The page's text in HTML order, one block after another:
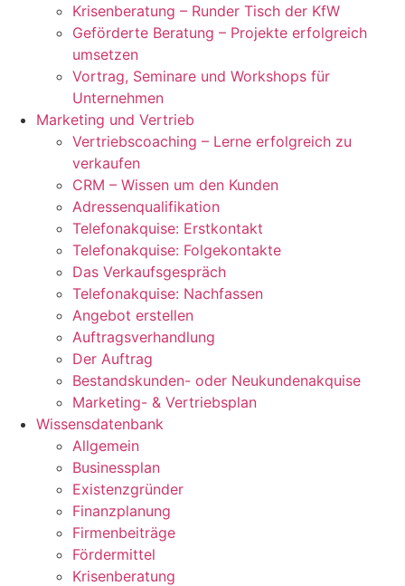
Krisenberatung – Runder Tisch der KfW
Geförderte Beratung – Projekte erfolgreich
umsetzen
Vortrag, Seminare und Workshops für
Unternehmen
Marketing und Vertrieb
Vertriebscoaching – Lerne erfolgreich zu
verkaufen
CRM – Wissen um den Kunden
Adressenqualifikation
Telefonakquise: Erstkontakt
Telefonakquise: Folgekontakte
Das Verkaufsgespräch
Telefonakquise: Nachfassen
Angebot erstellen
Auftragsverhandlung
Der Auftrag
Bestandskunden- oder Neukundenakquise
Marketing- & Vertriebsplan
Wissensdatenbank
Allgemein
Businessplan
Existenzgründer
Finanzplanung
Firmenbeiträge
Fördermittel
Krisenberatung